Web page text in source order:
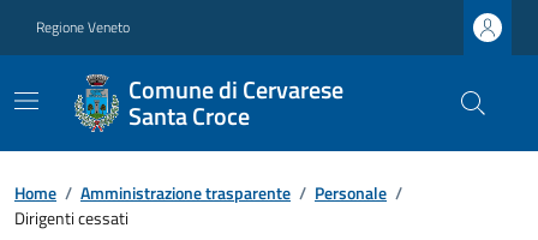
Regione Veneto
Comune di Cervarese
Santa Croce
Home / Amministrazione trasparente / Personale /
Dirigenti cessati